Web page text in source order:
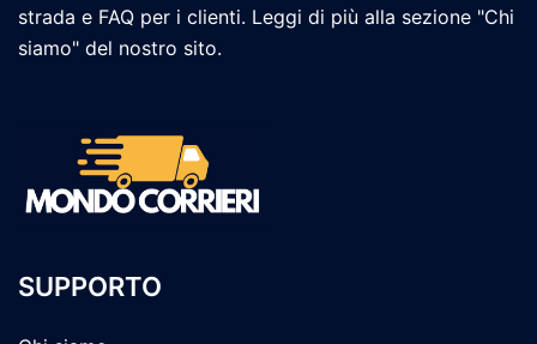
strada e FAQ per i clienti. Leggi di più alla sezione "Chi
siamo" del nostro sito.
SUPPORTO